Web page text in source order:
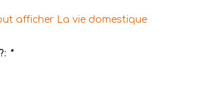
afficher La vie domestique
*